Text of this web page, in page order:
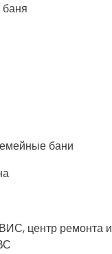
баня
бани
центр ремонта и